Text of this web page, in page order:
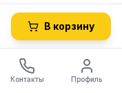
В корзину
Контакты Профиль